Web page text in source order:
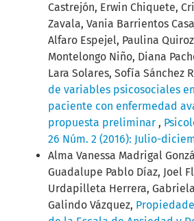
Castrejón, Erwin Chiquete,
Zavala, Vania Barrientos
Alfaro Espejel, Paulina
Montelongo Niño, Diana
Lara Solares, Sofía Sánchez
de variables psicosociales
paciente con enfermedad
propuesta preliminar ,
26 Núm. 2 (2016): Julio-
Alma Vanessa Madrigal
Guadalupe Pablo Díaz, Joel
Urdapilleta Herrera,
Galindo Vázquez,